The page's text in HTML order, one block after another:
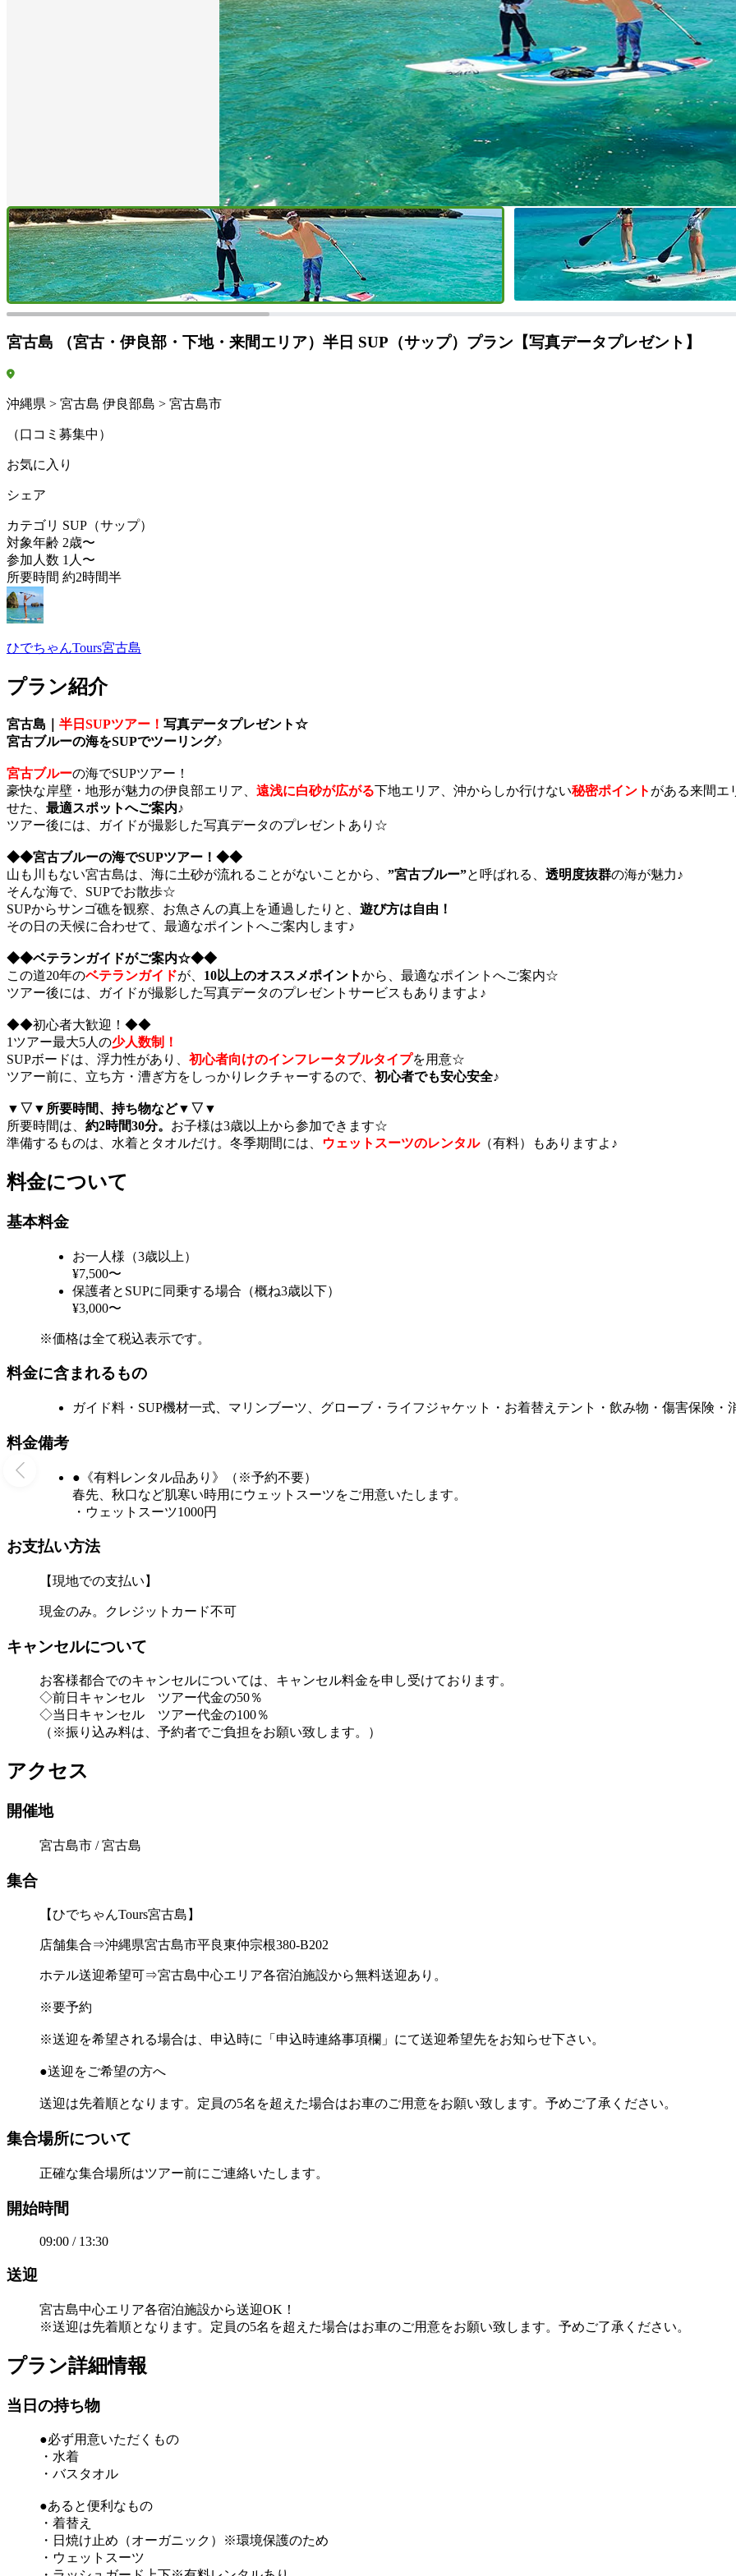
宮古島 （宮古・伊良部・下地・来間エリア）半日 SUP（サップ）プラン【写真データプレゼント】
沖縄県 > 宮古島 伊良部島 > 宮古島市
（口コミ募集中）
お気に入り
シェア
カテゴリ SUP（サップ）
対象年齢 2歳〜
参加人数 1人〜
所要時間 約2時間半
ひでちゃんTours宮古島
プラン紹介
宮古島｜ 半日SUPツアー！ 写真データプレゼント☆
宮古ブルーの海をSUPでツーリング♪
宮古ブルーの海でSUPツアー！
豪快な岸壁・地形が魅力の伊良部エリア、 遠浅に白砂が広がる下地エリア、沖からしか行けない秘密ポイント がある来間エ
せた、 最適スポットへご案内♪
ツアー後には、ガイドが撮影した写真データのプレゼントあり☆
◆◆宮古ブルーの海でSUPツアー！◆◆
山も川もない宮古島は、海に土砂が流れることがないことから、 ”宮古ブルー”と呼ばれる、 透明度抜群の海が魅力♪
そんな海で、SUPでお散歩☆
SUPからサンゴ礁を観察、お魚さんの真上を通過したりと、 遊び方は自由！
その日の天候に合わせて、最適なポイントへご案内します♪
◆◆ベテランガイドがご案内☆◆◆
この道20年のベテランガイドが、 10以上のオススメポイントから、最適なポイントへご案内☆
ツアー後には、ガイドが撮影した写真データのプレゼントサービスもありますよ♪
◆◆初心者大歓迎！◆◆
1ツアー最大5人の少人数制！
SUPボードは、浮力性があり、 初心者向けのインフレータブルタイプを用意☆
ツアー前に、立ち方・漕ぎ方をしっかりレクチャーするので、 初心者でも安心安全♪
▼▽▼所要時間、持ち物など▼▽▼
所要時間は、 約2時間30分。 お子様は3歳以上から参加できます☆
準備するものは、水着とタオルだけ。冬季期間には、
ウェットスーツのレンタル（有料）もありますよ♪
料金について
基本料金
お一人様（3歳以上）
¥7,500〜
保護者とSUPに同乗する場合（概ね3歳以下）
¥3,000〜
※価格は全て税込表示です。
料金に含まれるもの
ガイド料・SUP機材一式、マリンブーツ、グローブ・ライフジャケット・お着替えテント・飲み物・傷害保険・
料金備考
●《有料レンタル品あり》（※予約不要）
春先、秋口など肌寒い時用にウェットスーツをご用意いたします。
・ウェットスーツ1000円
お支払い方法
【現地での支払い】
現金のみ。クレジットカード不可
キャンセルについて
お客様都合でのキャンセルについては、キャンセル料金を申し受けております。
◇前日キャンセル ツアー代金の50％
◇当日キャンセル ツアー代金の100％
（※振り込み料は、予約者でご負担をお願い致します。）
アクセス
開催地
宮古島市 / 宮古島
集合
【ひでちゃんTours宮古島】
店舗集合⇒沖縄県宮古島市平良東仲宗根380-B202
ホテル送迎希望可⇒宮古島中心エリア各宿泊施設から無料送迎あり。
※要予約
※送迎を希望される場合は、申込時に「申込時連絡事項欄」にて送迎希望先をお知らせ下さい。
●送迎をご希望の方へ
送迎は先着順となります。定員の5名を超えた場合はお車のご用意をお願い致します。予めご了承ください。
集合場所について
正確な集合場所はツアー前にご連絡いたします。
開始時間
09:00 / 13:30
送迎
宮古島中心エリア各宿泊施設から送迎OK！
※送迎は先着順となります。定員の5名を超えた場合はお車のご用意をお願い致します。予めご了承ください。
プラン詳細情報
当日の持ち物
●必ず用意いただくもの
・水着
・バスタオル
●あると便利なもの
・着替え
・日焼け止め（オーガニック）※環境保護のため
・ウェットスーツ